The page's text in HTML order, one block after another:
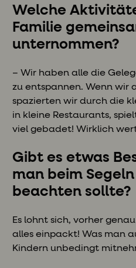
Welche
Familie
unternommen?
– Wir haben alle die
zu entspannen. Wenn wir
spazierten wir durch die
in kleine Restaurants,
viel gebadet! Wirklich
Gibt es etwas
man beim
beachten sollte?
Es lohnt sich, vorher
alles einpackt! Was man
Kindern unbedingt